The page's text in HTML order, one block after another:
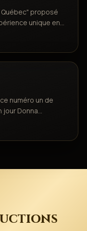
proposé
unique en…
numéro un de
jour Donna…